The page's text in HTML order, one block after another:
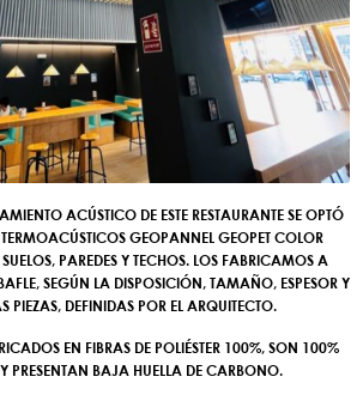
ACÚSTICO DE ESTE RESTAURANTE SE OPTÓ
GEOPANNEL GEOPET COLOR
PAREDES Y TECHOS. LOS FABRICAMOS A
SEGÚN LA DISPOSICIÓN, TAMAÑO, ESPESOR Y
PIEZAS, DEFINIDAS POR EL ARQUITECTO.
EN FIBRAS DE POLIÉSTER 100%, SON 100%
Y PRESENTAN BAJA HUELLA DE CARBONO.